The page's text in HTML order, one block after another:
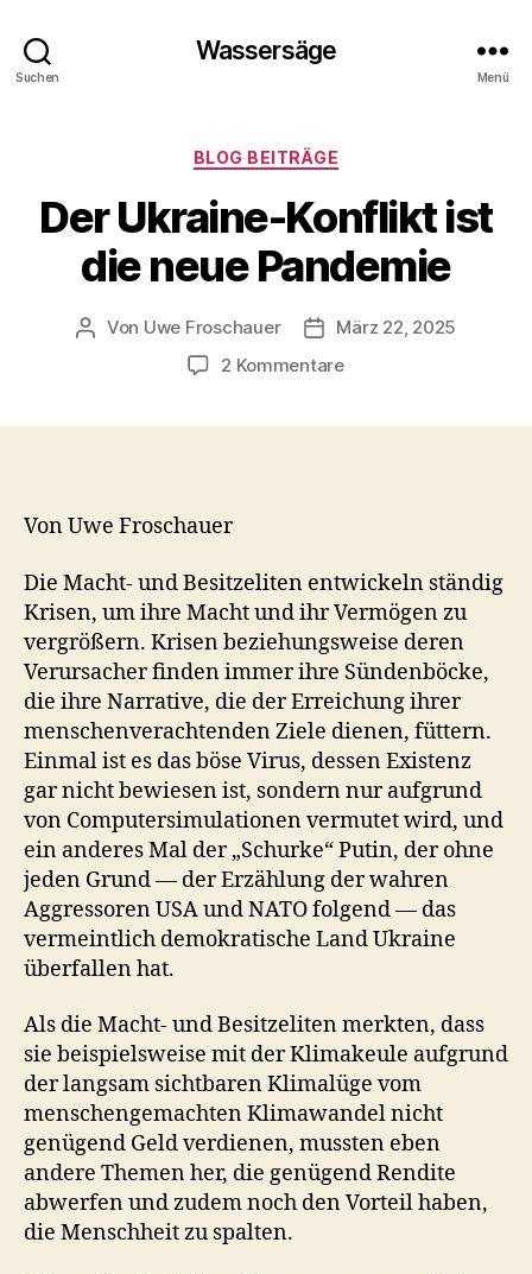
Suchen
Wassersäge
Menü
Kategorien
BLOG BEITRÄGE
Der Ukraine-Konflikt ist
die neue Pandemie
Beitragsautor
Von Uwe Froschauer Beitragsdatum
März 22, 2025
2 Kommentarezu
Von Uwe Froschauer
Die Macht- und Besitzeliten entwickeln ständig
Krisen, um ihre Macht und ihr Vermögen zu
vergrößern. Krisen beziehungsweise deren
Verursacher finden immer ihre Sündenböcke,
die ihre Narrative, die der Erreichung ihrer
menschenverachtenden Ziele dienen, füttern.
Einmal ist es das böse Virus, dessen Existenz
gar nicht bewiesen ist, sondern nur aufgrund
von Computersimulationen vermutet wird, und
ein anderes Mal der „Schurke“ Putin, der ohne
jeden Grund — der Erzählung der wahren
Aggressoren USA und NATO folgend — das
vermeintlich demokratische Land Ukraine
überfallen hat.
Als die Macht- und Besitzeliten merkten, dass
sie beispielsweise mit der Klimakeule aufgrund
der langsam sichtbaren Klimalüge vom
menschengemachten Klimawandel nicht
genügend Geld verdienen, mussten eben
andere Themen her, die genügend Rendite
abwerfen und zudem noch den Vorteil haben,
die Menschheit zu spalten.